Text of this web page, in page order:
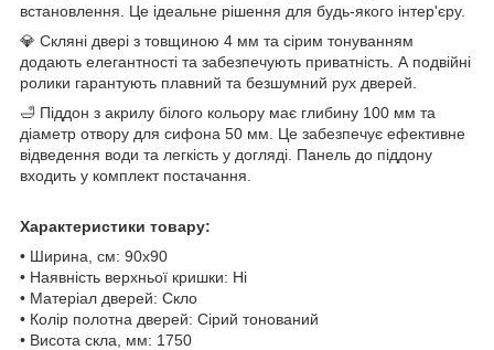
встановлення. Це ідеальне рішення для будь-якого інтер'єру.
💎 Скляні двері з товщиною 4 мм та сірим тонуванням
додають елегантності та забезпечують приватність. А подвійні
ролики гарантують плавний та безшумний рух дверей.
🛁 Піддон з акрилу білого кольору має глибину 100 мм та
діаметр отвору для сифона 50 мм. Це забезпечує ефективне
відведення води та легкість у догляді. Панель до піддону
входить у комплект постачання.
Характеристики товару:
• Ширина, см: 90х90
• Наявність верхньої кришки: Ні
• Матеріал дверей: Скло
• Колір полотна дверей: Сірий тонований
• Висота скла, мм: 1750